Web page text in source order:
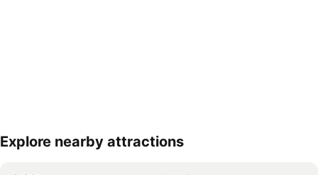
展開地圖
Explore nearby attractions